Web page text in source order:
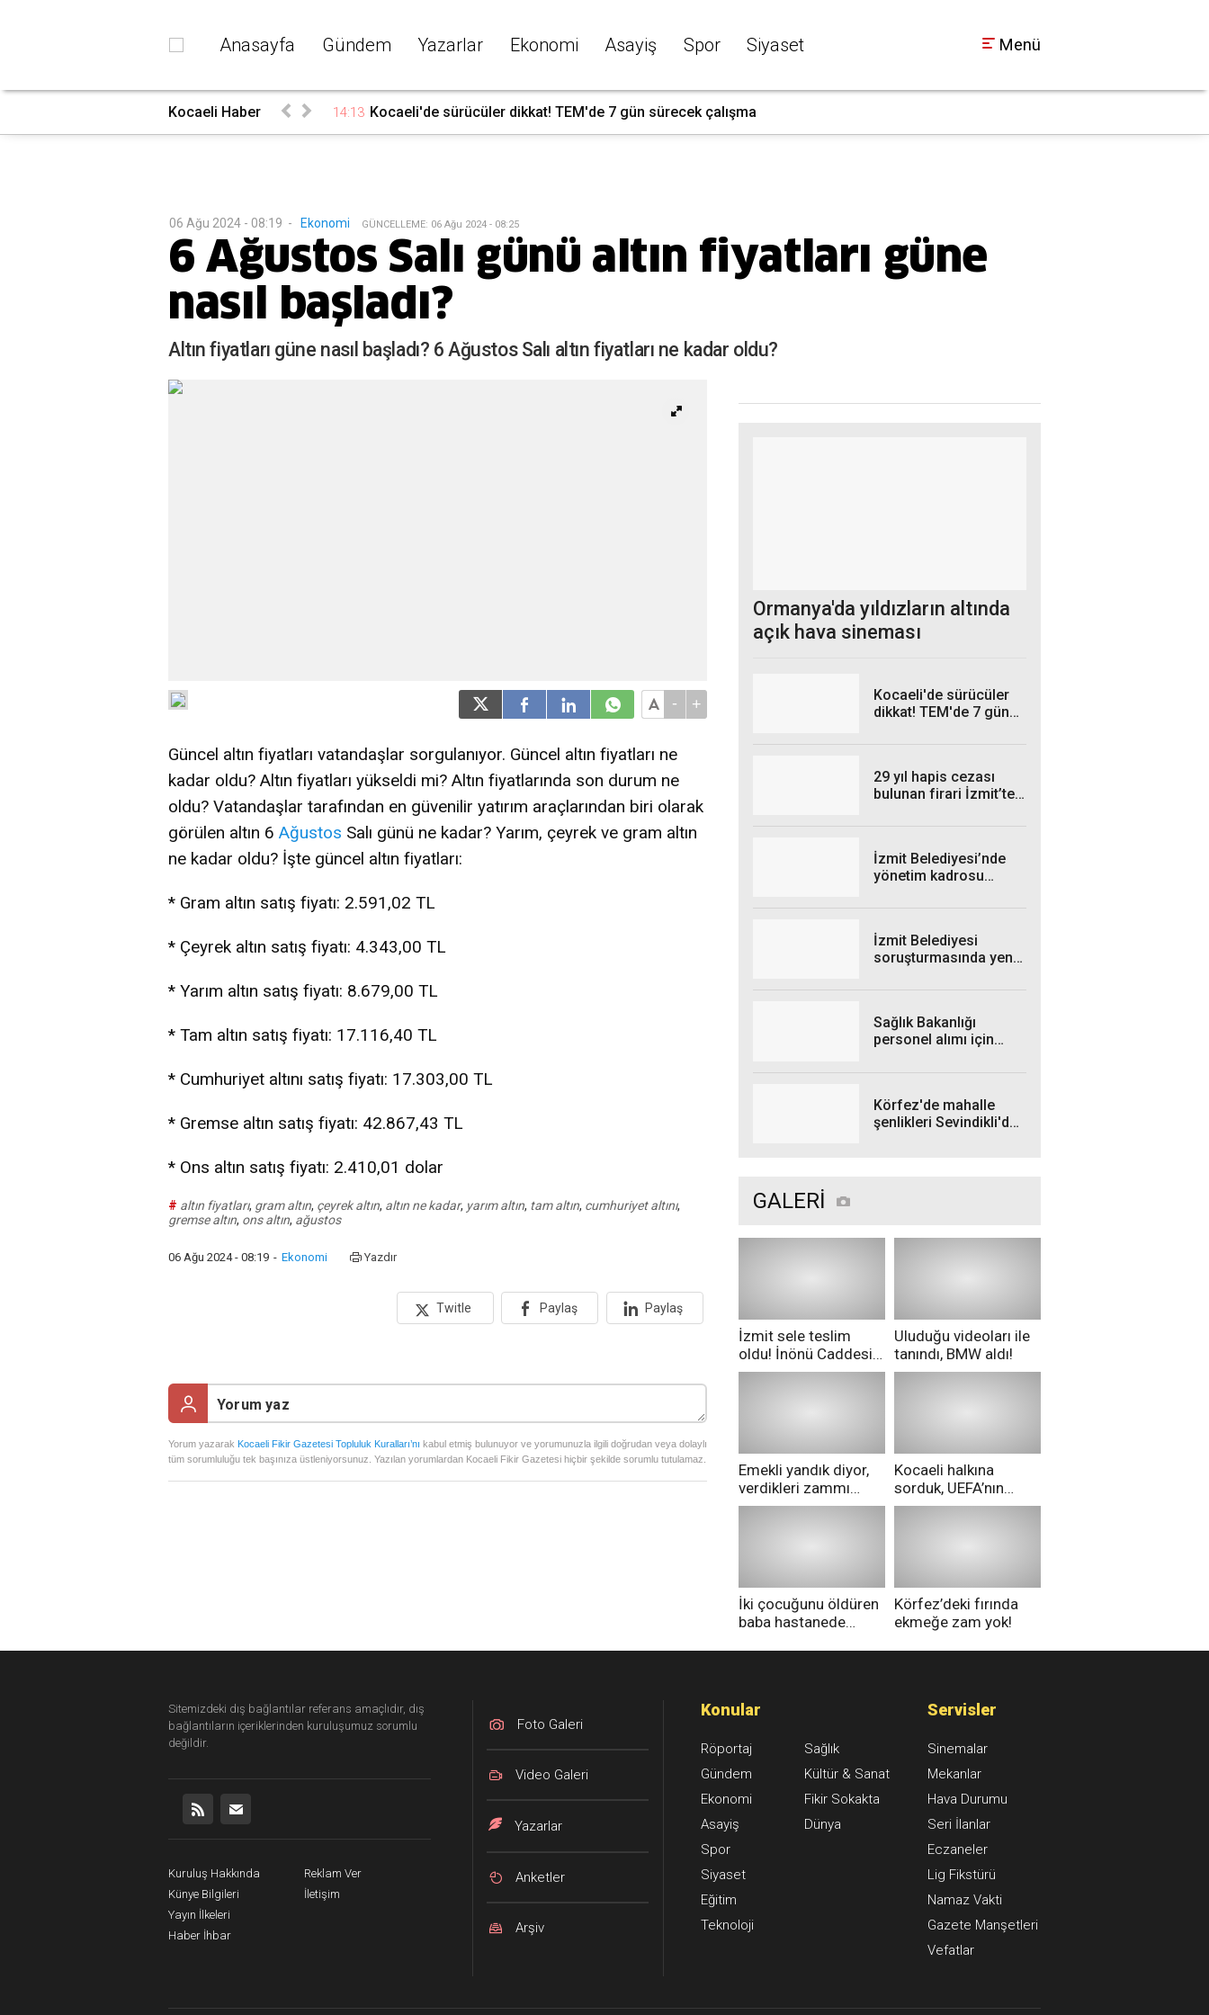
Anasayfa Gündem Yazarlar Ekonomi Asayiş Spor Siyaset Menü
Kocaeli Haber 14:13 Kocaeli'de sürücüler dikkat! TEM'de 7 gün sürecek çalışma
06 Ağu 2024 - 08:19 - Ekonomi GÜNCELLEME: 06 Ağu 2024 - 08:25
6 Ağustos Salı günü altın fiyatları güne
nasıl başladı?
Altın fiyatları güne nasıl başladı? 6 Ağustos Salı altın fiyatları ne kadar oldu?
- +
Güncel altın fiyatları vatandaşlar sorgulanıyor. Güncel altın fiyatları ne
kadar oldu? Altın fiyatları yükseldi mi? Altın fiyatlarında son durum ne
oldu? Vatandaşlar tarafından en güvenilir yatırım araçlarından biri olarak
görülen altın 6 Ağustos Salı günü ne kadar? Yarım, çeyrek ve gram altın
ne kadar oldu? İşte güncel altın fiyatları:
* Gram altın satış fiyatı: 2.591,02 TL
* Çeyrek altın satış fiyatı: 4.343,00 TL
* Yarım altın satış fiyatı: 8.679,00 TL
* Tam altın satış fiyatı: 17.116,40 TL
* Cumhuriyet altını satış fiyatı: 17.303,00 TL
* Gremse altın satış fiyatı: 42.867,43 TL
* Ons altın satış fiyatı: 2.410,01 dolar
# altın fiyatları, gram altın, çeyrek altın, altın ne kadar, yarım altın, tam altın, cumhuriyet altını,
gremse altın, ons altın, ağustos
06 Ağu 2024 - 08:19 - Ekonomi Yazdır
Twitle Paylaş Paylaş
Yorum yazarak Kocaeli Fikir Gazetesi Topluluk Kuralları’nı kabul etmiş bulunuyor ve yorumunuzla ilgili doğrudan veya dolaylı
tüm sorumluluğu tek başınıza üstleniyorsunuz. Yazılan yorumlardan Kocaeli Fikir Gazetesi hiçbir şekilde sorumlu tutulamaz.
Ormanya'da yıldızların altında
açık hava sineması
Kocaeli'de sürücüler
dikkat! TEM'de 7 gün
29 yıl hapis cezası
bulunan firari İzmit’te
İzmit Belediyesi’nde
yönetim kadrosu
İzmit Belediyesi
soruşturmasında yeni
Sağlık Bakanlığı
personel alımı için
Körfez'de mahalle
şenlikleri Sevindikli'de
GALERİ
İzmit sele teslim
oldu! İnönü Caddesi
göle döndü!
Uluduğu videoları ile
tanındı, BMW aldı!
Emekli yandık diyor,
verdikleri zammı
pazarda geri aldılar!
Kocaeli halkına
sorduk, UEFA’nın
Merih Demiral kararı
İki çocuğunu öldüren
baba hastanede
Körfez’deki fırında
ekmeğe zam yok!
Sitemizdeki dış bağlantılar referans amaçlıdır, dış
bağlantıların içeriklerinden kuruluşumuz sorumlu
değildir.
Kuruluş Hakkında
Künye Bilgileri
Yayın İlkeleri
Haber İhbar
Reklam Ver
İletişim
Foto Galeri
Video Galeri
Yazarlar
Anketler
Arşiv
Konular
Röportaj
Gündem
Ekonomi
Asayiş
Spor
Siyaset
Eğitim
Teknoloji
Sağlık
Kültür & Sanat
Fikir Sokakta
Dünya
Servisler
Sinemalar
Mekanlar
Hava Durumu
Seri İlanlar
Eczaneler
Lig Fikstürü
Namaz Vakti
Gazete Manşetleri
Vefatlar